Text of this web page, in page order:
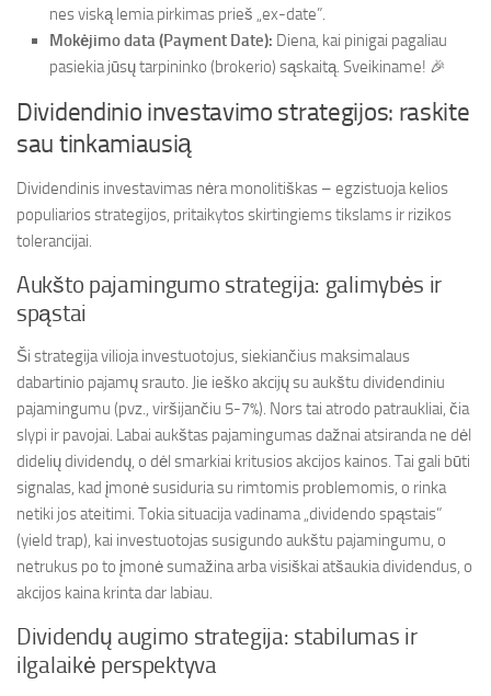
nes viską lemia pirkimas prieš „ex-date”.
Mokėjimo data (Payment Date): Diena, kai pinigai pagaliau
pasiekia jūsų tarpininko (brokerio) sąskaitą. Sveikiname! 🎉
Dividendinio investavimo strategijos: raskite
sau tinkamiausią
Dividendinis investavimas nėra monolitiškas – egzistuoja kelios
populiarios strategijos, pritaikytos skirtingiems tikslams ir rizikos
tolerancijai.
Aukšto pajamingumo strategija: galimybės ir
spąstai
Ši strategija vilioja investuotojus, siekiančius maksimalaus
dabartinio pajamų srauto. Jie ieško akcijų su aukštu dividendiniu
pajamingumu (pvz., viršijančiu 5-7%). Nors tai atrodo patraukliai, čia
slypi ir pavojai. Labai aukštas pajamingumas dažnai atsiranda ne dėl
didelių dividendų, o dėl smarkiai kritusios akcijos kainos. Tai gali būti
signalas, kad įmonė susiduria su rimtomis problemomis, o rinka
netiki jos ateitimi. Tokia situacija vadinama „dividendo spąstais”
(yield trap), kai investuotojas susigundo aukštu pajamingumu, o
netrukus po to įmonė sumažina arba visiškai atšaukia dividendus, o
akcijos kaina krinta dar labiau.
Dividendų augimo strategija: stabilumas ir
ilgalaikė perspektyva